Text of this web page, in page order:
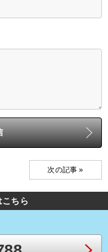
次の記事 »
こちら